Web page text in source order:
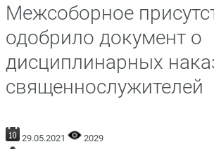
Межсоборное
одобрило документ о
дисциплинарных
священнослужителей
29.05.2021
2029